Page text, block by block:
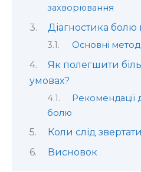
захворювання
Діагностика болю
Основні
Як полегшити
умовах?
Рекомендації
болю
Коли слід
Висновок